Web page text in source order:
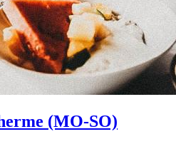
(MO-SO)